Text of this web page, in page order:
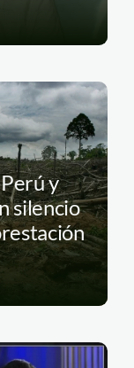
y
silencio